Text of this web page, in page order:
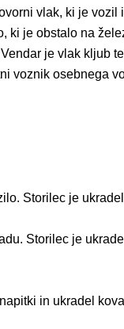
vlak, ki je vozil
ki je obstalo na
je vlak kljub
voznik osebnega
Storilec je
Storilec je ukradel
in ukradel